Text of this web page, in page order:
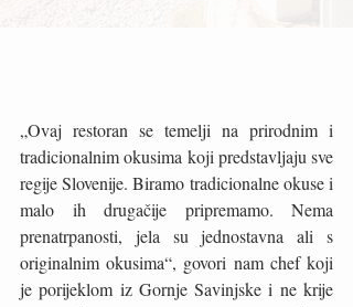
„Ovaj restoran se temelji na prirodnim i
tradicionalnim okusima koji predstavljaju sve
regije Slovenije. Biramo tradicionalne okuse i
malo ih drugačije pripremamo. Nema
prenatrpanosti, jela su jednostavna ali s
originalnim okusima“, govori nam chef koji
je porijeklom iz Gornje Savinjske i ne krije